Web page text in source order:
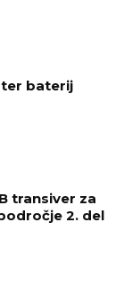
baterij
transiver za
2. del